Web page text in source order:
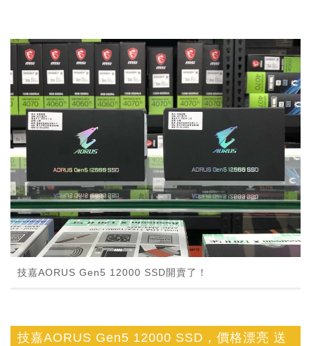
技嘉AORUS Gen5 12000 SSD開賣了！
技嘉AORUS Gen5 12000 SSD，價格漂亮 送